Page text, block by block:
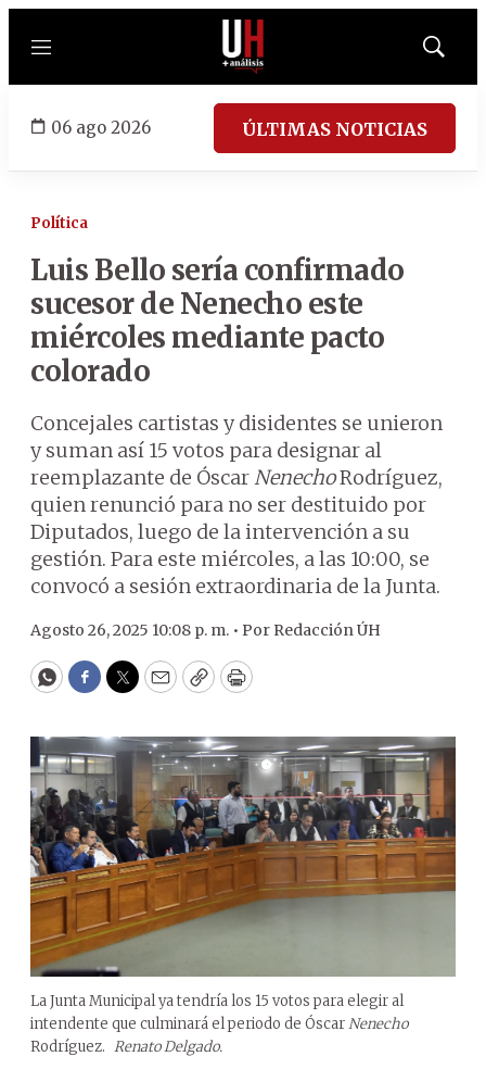
Menú
Mostrar
06 ago 2026 ÚLTIMAS NOTICIAS
Política
Luis Bello sería confirmado
sucesor de Nenecho este
miércoles mediante pacto
colorado
Concejales cartistas y disidentes se unieron
y suman así 15 votos para designar al
reemplazante de ÓscarNenechoRodríguez,
quien renunció para no ser destituido por
Diputados, luego de la intervención a su
gestión. Para este miércoles, a las 10:00, se
convocó a sesión extraordinaria de la Junta.
Agosto 26, 2025 10:08 p. m. • Por Redacción ÚH
WhatsApp
Facebook
Twitter
EmailCopyPrint
La Junta Municipal ya tendría los 15 votos para elegir al
intendente que culminará el periodo de ÓscarNenecho
Rodríguez. Renato Delgado.